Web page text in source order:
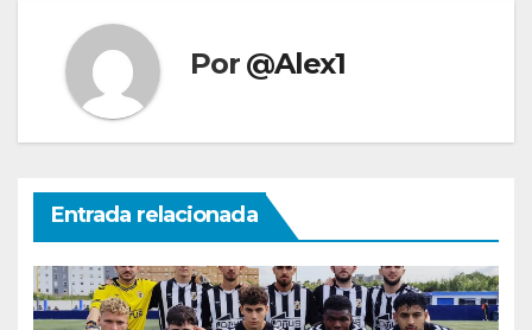
Por @Alex1
Entrada relacionada